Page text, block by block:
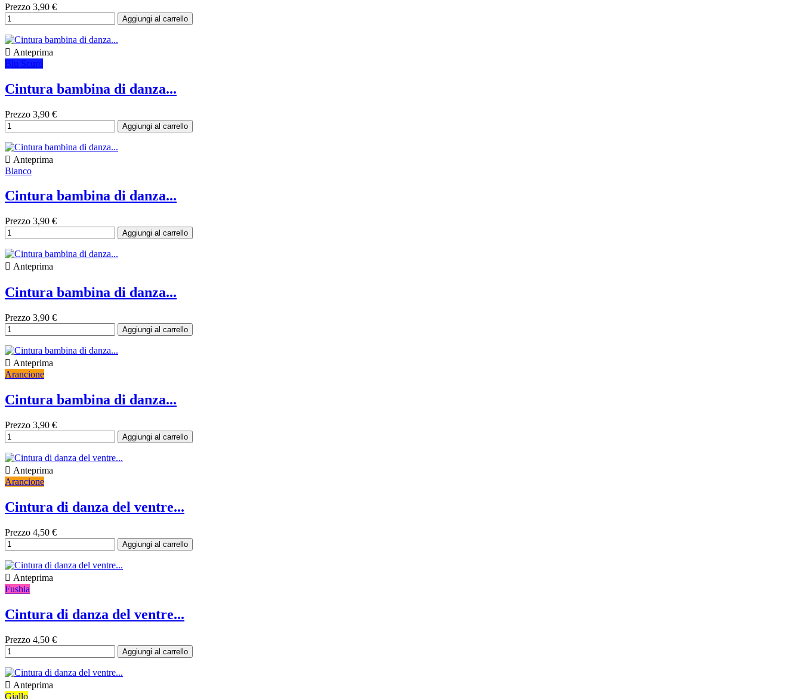
Prezzo 3,90 €
Aggiungi al carrello
 Anteprima
Blu Scuro
Cintura bambina di danza...
Prezzo 3,90 €
Aggiungi al carrello
 Anteprima
Bianco
Cintura bambina di danza...
Prezzo 3,90 €
Aggiungi al carrello
 Anteprima
Cintura bambina di danza...
Prezzo 3,90 €
Aggiungi al carrello
 Anteprima
Arancione
Cintura bambina di danza...
Prezzo 3,90 €
Aggiungi al carrello
 Anteprima
Arancione
Cintura di danza del ventre...
Prezzo 4,50 €
Aggiungi al carrello
 Anteprima
Fushia
Cintura di danza del ventre...
Prezzo 4,50 €
Aggiungi al carrello
 Anteprima
Giallo